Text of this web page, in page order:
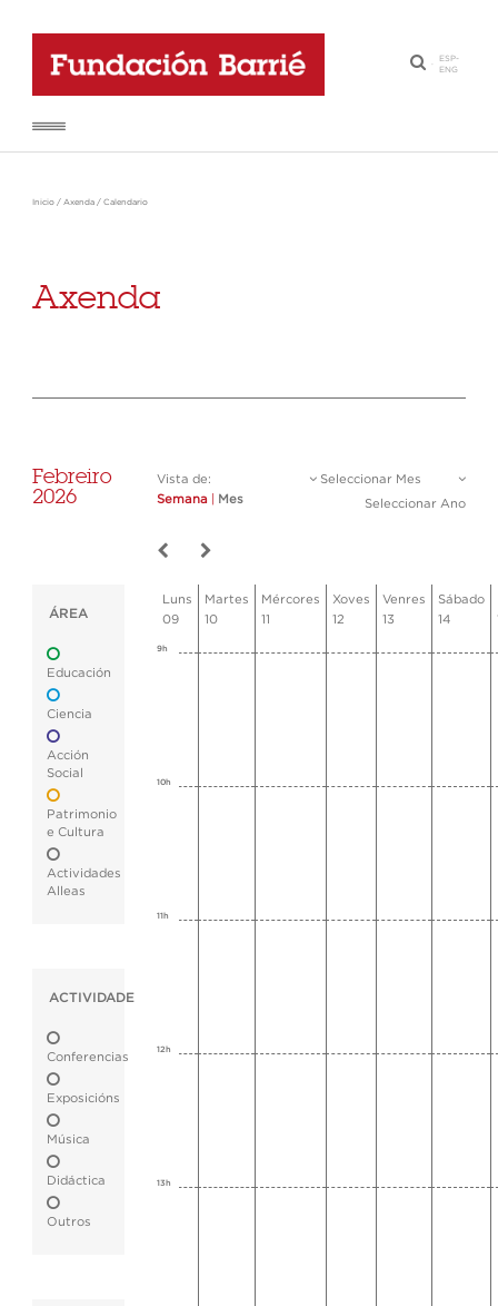
·
ESP-
ENG
Inicio / Axenda / Calendario
Axenda
Febreiro
2026
Vista de:
Semana
Mes
Seleccionar Mes
Seleccionar Ano
ÁREA
Educación
Ciencia
Acción
Social
Patrimonio
e Cultura
Actividades
Alleas
ACTIVIDADE
Conferencias
Exposicións
Música
Didáctica
Outros
Luns
09
Martes
10
Mércores
11
Xoves
12
Venres
13
Sábado
14
9h
10h
11h
12h
13h